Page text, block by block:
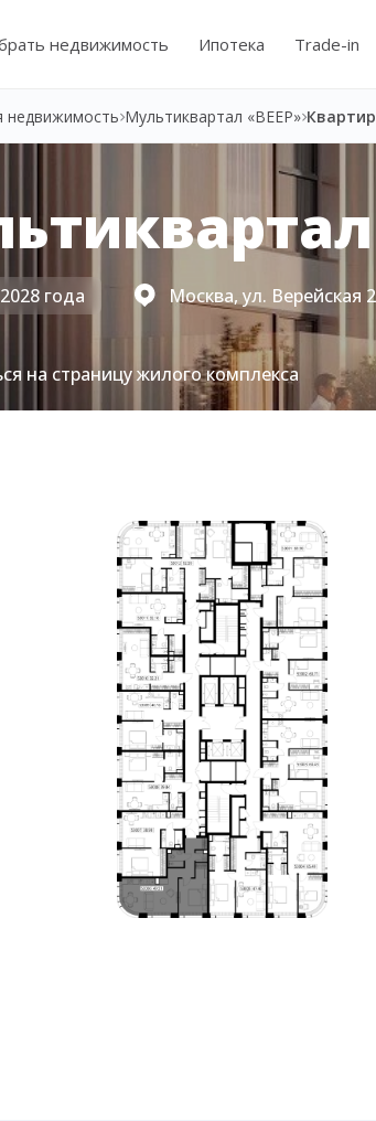
недвижимость Ипотека Trade-in
недвижимость Мультиквартал «ВЕЕР»
года Москва, ул. Верейская
на страницу жилого комплекса